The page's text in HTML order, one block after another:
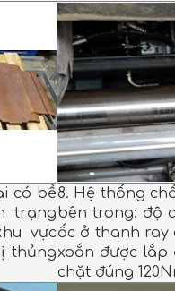
có bề
trạng
vực
thủng
8. Hệ thống
bên trong: độ
ốc ở thanh ray
xoắn được lắp
chặt đúng